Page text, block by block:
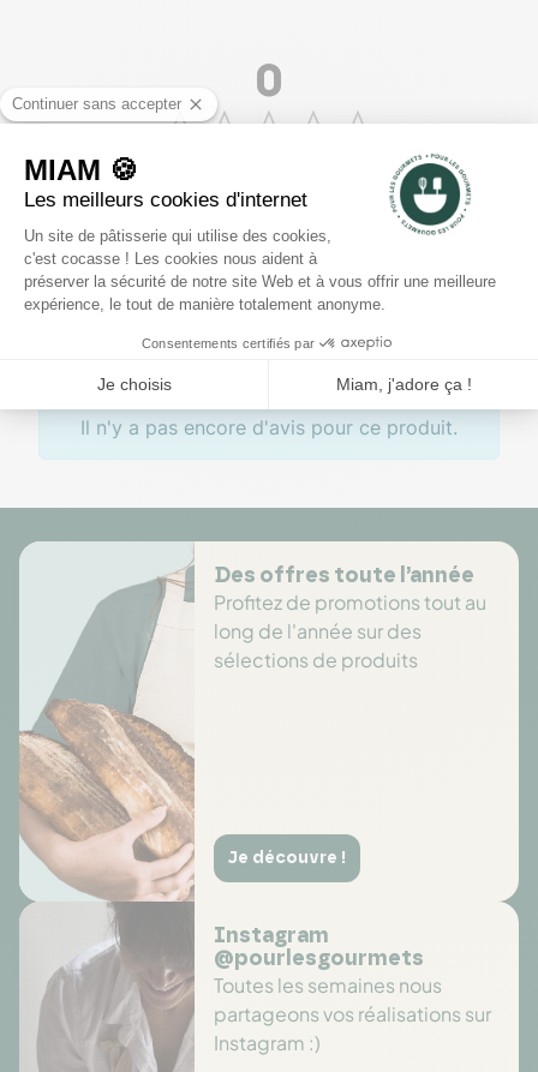
0
5
4
2
1
Il n'y a pas encore d'avis pour ce produit.
Des offres toute l’année
Profitez de promotions tout au
long de l'année sur des
sélections de produits
Je découvre !
Instagram
@pourlesgourmets
Toutes les semaines nous
partageons vos réalisations sur
Instagram :)